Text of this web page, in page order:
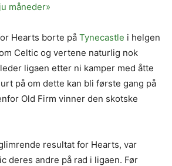
måneder»
Hearts borte på Tynecastle i helgen
Celtic og vertene naturlig nok
ligaen etter ni kamper med åtte
på om dette kan bli første gang på
Old Firm vinner den skotske
resultat for Hearts, var
deres andre på rad i ligaen. Før